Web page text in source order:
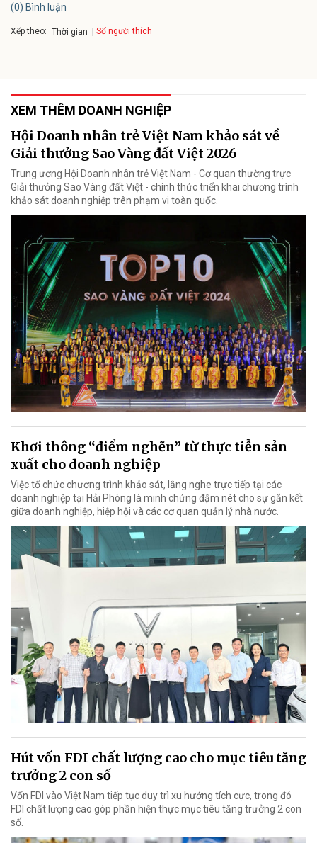
(0) Bình luận
Xếp theo: Thời gian Số người thích
XEM THÊM DOANH NGHIỆP
Hội Doanh nhân trẻ Việt Nam khảo sát về
Giải thưởng Sao Vàng đất Việt 2026
Trung ương Hội Doanh nhân trẻ Việt Nam - Cơ quan thường trực
Giải thưởng Sao Vàng đất Việt - chính thức triển khai chương trình
khảo sát doanh nghiệp trên phạm vi toàn quốc.
Khơi thông “điểm nghẽn” từ thực tiễn sản
xuất cho doanh nghiệp
Việc tổ chức chương trình khảo sát, lắng nghe trực tiếp tại các
doanh nghiệp tại Hải Phòng là minh chứng đậm nét cho sự gắn kết
giữa doanh nghiệp, hiệp hội và các cơ quan quản lý nhà nước.
Hút vốn FDI chất lượng cao cho mục tiêu tăng
trưởng 2 con số
Vốn FDI vào Việt Nam tiếp tục duy trì xu hướng tích cực, trong đó
FDI chất lượng cao góp phần hiện thực mục tiêu tăng trưởng 2 con
số.